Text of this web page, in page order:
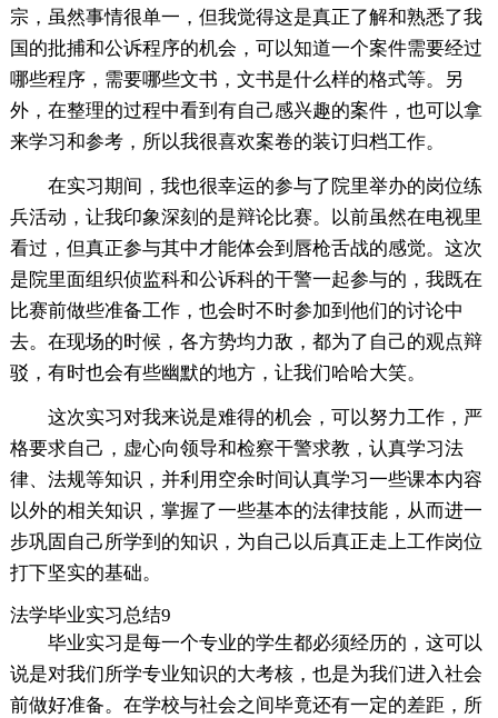
宗，虽然事情很单一，但我觉得这是真正了解和熟悉了我
国的批捕和公诉程序的机会，可以知道一个案件需要经过
哪些程序，需要哪些文书，文书是什么样的格式等。另
外，在整理的过程中看到有自己感兴趣的案件，也可以拿
来学习和参考，所以我很喜欢案卷的装订归档工作。
在实习期间，我也很幸运的参与了院里举办的岗位练
兵活动，让我印象深刻的是辩论比赛。以前虽然在电视里
看过，但真正参与其中才能体会到唇枪舌战的感觉。这次
是院里面组织侦监科和公诉科的干警一起参与的，我既在
比赛前做些准备工作，也会时不时参加到他们的讨论中
去。在现场的时候，各方势均力敌，都为了自己的观点辩
驳，有时也会有些幽默的地方，让我们哈哈大笑。
这次实习对我来说是难得的机会，可以努力工作，严
格要求自己，虚心向领导和检察干警求教，认真学习法
律、法规等知识，并利用空余时间认真学习一些课本内容
以外的相关知识，掌握了一些基本的法律技能，从而进一
步巩固自己所学到的知识，为自己以后真正走上工作岗位
打下坚实的基础。
法学毕业实习总结9
毕业实习是每一个专业的学生都必须经历的，这可以
说是对我们所学专业知识的大考核，也是为我们进入社会
前做好准备。在学校与社会之间毕竟还有一定的差距，所